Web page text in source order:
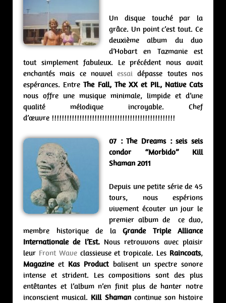
Un disque touché par la
grâce. Un point c’est tout. Ce
deuxième album du duo
d’Hobart en Tazmanie est
tout simplement fabuleux. Le précédent nous avait
enchantés mais ce nouvelessai dépasse toutes nos
espérances. EntreThe Fall, The XX et PIL, Native Cats
nous offre une musique minimale, limpide et d’une
qualité mélodique incroyable. Chef
d’œuvre !!!!!!!!!!!!!!!!!!!!!!!!!!!!!!!!!!!!!!!!!!!!!!!!!
07 : The Dreams : seis seis
condor “Morbido” Kill
Shaman 2011
Depuis une petite série de 45
tours, nous espérions
vivement écouter un jour le
premier album de ce duo,
membre historique de la Grande Triple Alliance
Internationale de l’Est.Nous retrouvons avec plaisir
leur Front Waveclassieuse et tropicale. Les Raincoats,
Magazineet Kas Productbalisent un spectre sonore
intense et strident. Les compositions sont des plus
entêtantes et l’album n’en finit plus de hanter notre
inconscient musical. Kill Shamancontinue son histoire